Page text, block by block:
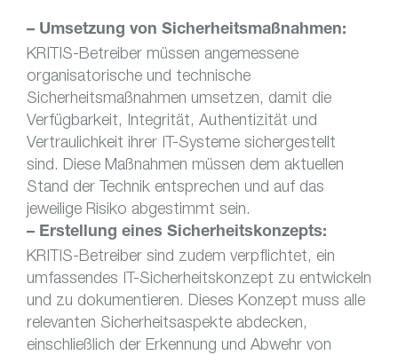
– Umsetzung von Sicherheitsmaßnahmen:
KRITIS-Betreiber müssen angemessene
organisatorische und technische
Sicherheitsmaßnahmen umsetzen, damit die
Verfügbarkeit, Integrität, Authentizität und
Vertraulichkeit ihrer IT-Systeme sichergestellt
sind. Diese Maßnahmen müssen dem aktuellen
Stand der Technik entsprechen und auf das
jeweilige Risiko abgestimmt sein.
– Erstellung eines Sicherheitskonzepts:
KRITIS-Betreiber sind zudem verpflichtet, ein
umfassendes IT-Sicherheitskonzept zu entwickeln
und zu dokumentieren. Dieses Konzept muss alle
relevanten Sicherheitsaspekte abdecken,
einschließlich der Erkennung und Abwehr von